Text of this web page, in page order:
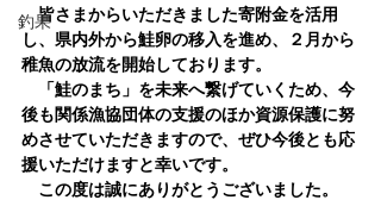
釣果
皆さまからいただきました寄附金を活用
し、県内外から鮭卵の移入を進め、２月から
稚魚の放流を開始しております。
「鮭のまち」を未来へ繋げていくため、今
後も関係漁協団体の支援のほか資源保護に努
めさせていただきますので、ぜひ今後とも応
援いただけますと幸いです。
この度は誠にありがとうございました。